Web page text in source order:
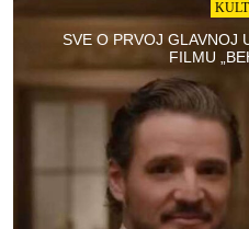
SVE O PRVOJ GLAVNOJ
FILMU